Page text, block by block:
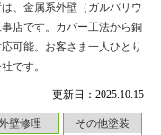
更新日：2025.10.15
壁修理
その他塗装
、金属系外壁（ガルバリウ
店です。カバー工法から銅
可能。お客さま一人ひとり
です。